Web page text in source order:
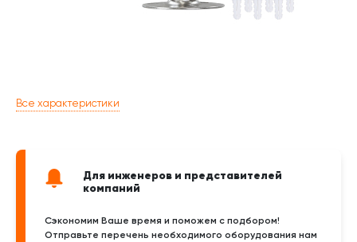
Все характеристики
Для инженеров и представителей
компаний
Сэкономим Ваше время и поможем с подбором!
Отправьте перечень необходимого оборудования нам